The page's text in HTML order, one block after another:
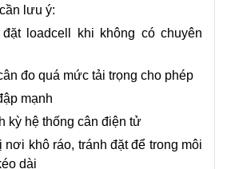
lưu ý:
loadcell khi không có chuyên
đo quá mức tải trọng cho phép
mạnh
kỳ hệ thống cân điện tử
nơi khô ráo, tránh đặt để trong môi
dài